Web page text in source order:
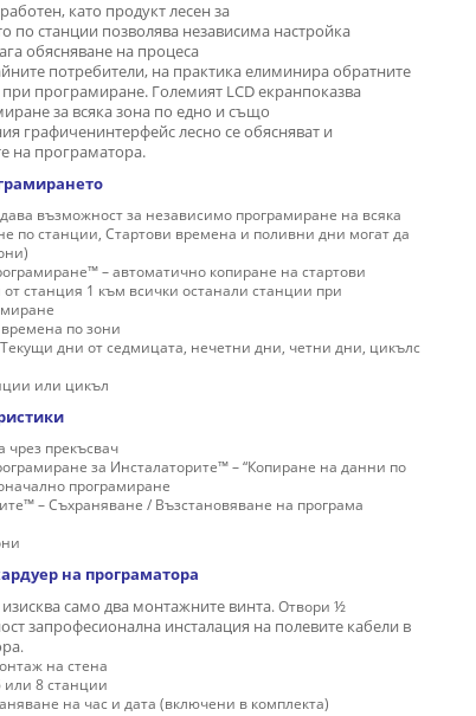
като продукт лесен за
по станции позволява независима настройка
обясняване на процеса
потребители, на практика елиминираобратните
при програмиране. Големият LCDекранпоказва
за всяка зона по едно исъщо
графиченинтерфейс лесно се обясняват и
на програматора.
възможност за независимо програмиране на всяка
по станции, Стартови времена и поливни дни могат да
– автоматично копиране на стартови
станция 1 към всички останали станции при
по зони
дни от седмицата, нечетни дни, четни дни, цикълc
или цикъл
чрез прекъсвач
за Инсталаторите™ – “Копиране на данни по
програмиране
– Съхраняване / Възстановяване на програма
на програматора
изисквасамо два монтажните винта. Отвори½
запрофесионална инсталация на полевите кабели в
.
на стена
или 8 станции
на час и дата (включени в комплекта)